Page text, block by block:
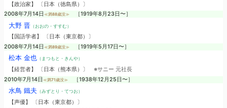
【政治家】 〔日本（徳島県）〕
2008年7月14日 ≪満88歳没≫ ［1919年8月23日〜］
大野 晋（おおの・すすむ）
【国語学者】 〔日本（東京都）〕
2008年7月14日 ≪満89歳没≫ ［1919年5月17日〜］
松本 金也（まつもと・きんや）
【経営者】 〔日本（熊本県）〕 ※サニー 元社長
2010年7月14日 ≪満71歳没≫ ［1938年12月25日〜］
水鳥 鐵夫 （みずとり・てつお）
【声優】 〔日本（東京都）〕